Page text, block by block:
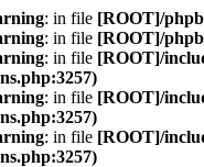
: in file [ROOT]/
: in file [ROOT]/
: in file [ROOT]/
: in file [ROOT]/
: in file [ROOT]/